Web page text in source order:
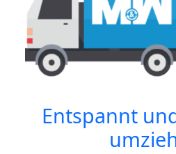
Entspannt